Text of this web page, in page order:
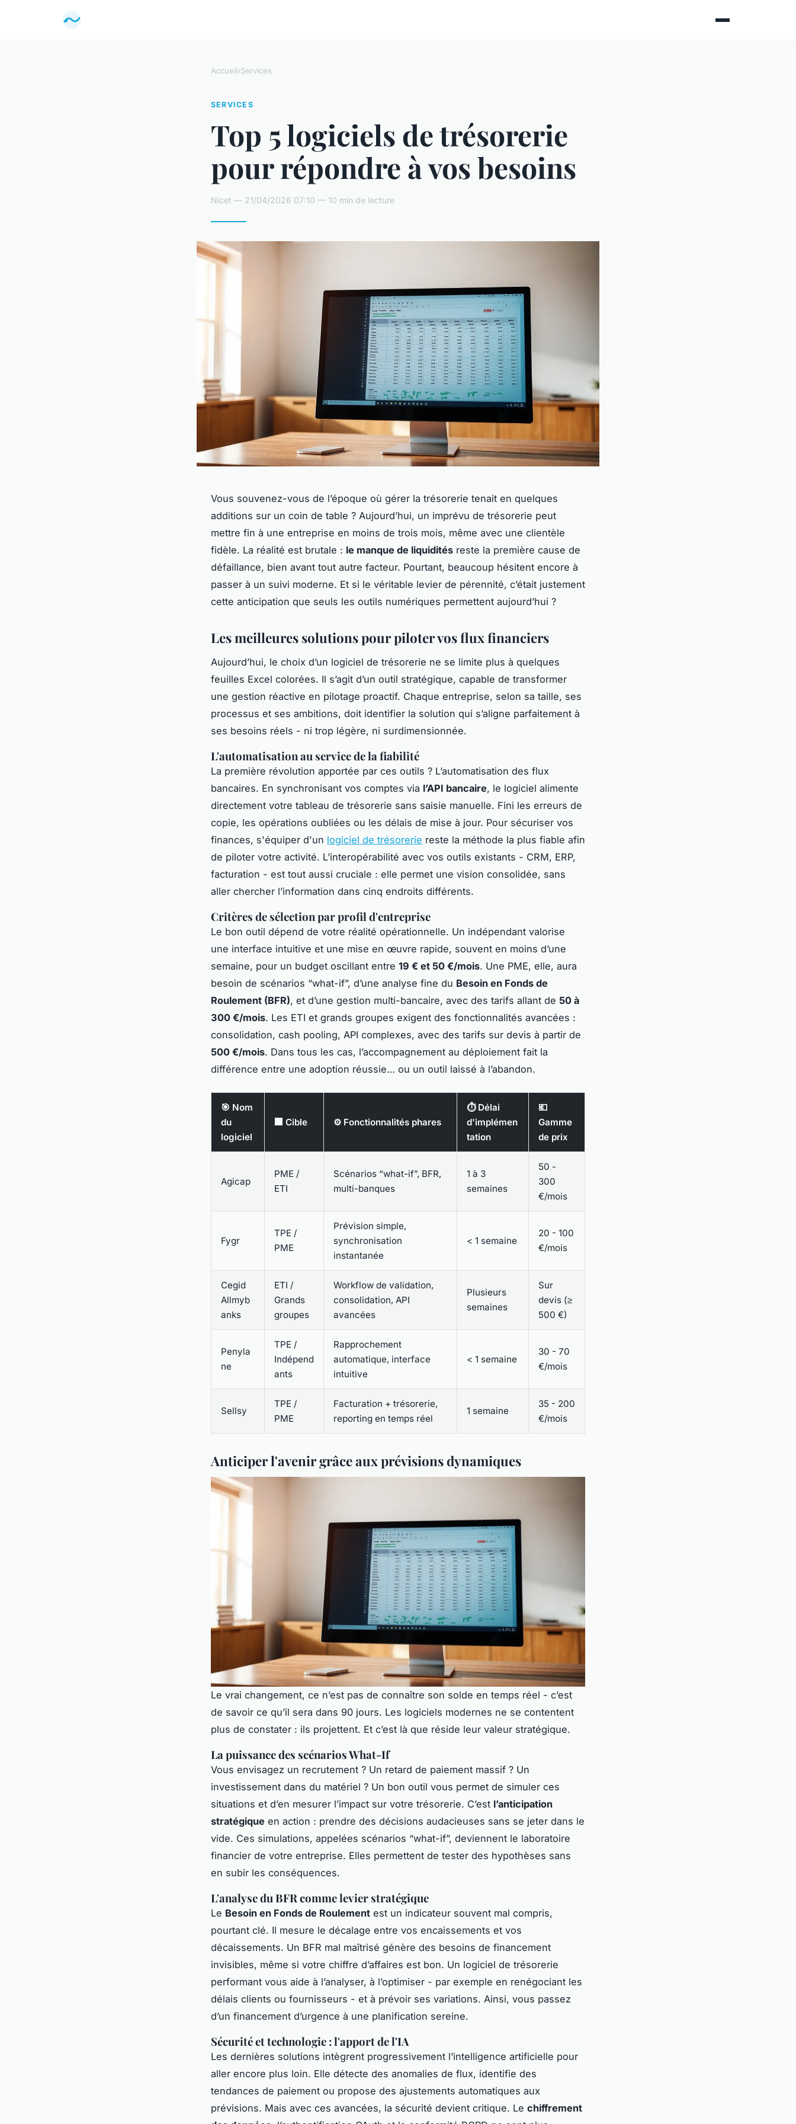
Accueil›Services
SERVICES
Top 5 logiciels de trésorerie
pour répondre à vos besoins
Nicet — 21/04/2026 07:10 — 10 min de lecture
Vous souvenez-vous de l’époque où gérer la trésorerie tenait en quelques
additions sur un coin de table ? Aujourd’hui, un imprévu de trésorerie peut
mettre fin à une entreprise en moins de trois mois, même avec une clientèle
fidèle. La réalité est brutale : le manque de liquidités reste la première cause de
défaillance, bien avant tout autre facteur. Pourtant, beaucoup hésitent encore à
passer à un suivi moderne. Et si le véritable levier de pérennité, c’était justement
cette anticipation que seuls les outils numériques permettent aujourd’hui ?
Les meilleures solutions pour piloter vos flux financiers
Aujourd’hui, le choix d’un logiciel de trésorerie ne se limite plus à quelques
feuilles Excel colorées. Il s’agit d’un outil stratégique, capable de transformer
une gestion réactive en pilotage proactif. Chaque entreprise, selon sa taille, ses
processus et ses ambitions, doit identifier la solution qui s’aligne parfaitement à
ses besoins réels - ni trop légère, ni surdimensionnée.
L'automatisation au service de la fiabilité
La première révolution apportée par ces outils ? L’automatisation des flux
bancaires. En synchronisant vos comptes via l’API bancaire, le logiciel alimente
directement votre tableau de trésorerie sans saisie manuelle. Fini les erreurs de
copie, les opérations oubliées ou les délais de mise à jour. Pour sécuriser vos
finances, s'équiper d'un logiciel de trésorerie reste la méthode la plus fiable afin
de piloter votre activité. L’interopérabilité avec vos outils existants - CRM, ERP,
facturation - est tout aussi cruciale : elle permet une vision consolidée, sans
aller chercher l’information dans cinq endroits différents.
Critères de sélection par profil d'entreprise
Le bon outil dépend de votre réalité opérationnelle. Un indépendant valorise
une interface intuitive et une mise en œuvre rapide, souvent en moins d’une
semaine, pour un budget oscillant entre 19 € et 50 €/mois. Une PME, elle, aura
besoin de scénarios “what-if”, d’une analyse fine du Besoin en Fonds de
Roulement (BFR), et d’une gestion multi-bancaire, avec des tarifs allant de 50 à
300 €/mois. Les ETI et grands groupes exigent des fonctionnalités avancées :
consolidation, cash pooling, API complexes, avec des tarifs sur devis à partir de
500 €/mois. Dans tous les cas, l’accompagnement au déploiement fait la
différence entre une adoption réussie… ou un outil laissé à l’abandon.
🎯 Nom
du
logiciel
🏢 Cible ⚙️ Fonctionnalités phares
⏱️ Délai
d'implémen
tation
💶
Gamme
de prix
Agicap
PME /
ETI
Scénarios “what-if”, BFR,
multi-banques
1 à 3
semaines
50 -
300
€/mois
Fygr
TPE /
PME
Prévision simple,
synchronisation
instantanée
< 1 semaine
20 - 100
€/mois
Cegid
Allmyb
anks
ETI /
Grands
groupes
Workflow de validation,
consolidation, API
avancées
Plusieurs
semaines
Sur
devis (≥
500 €)
Penyla
ne
TPE /
Indépend
ants
Rapprochement
automatique, interface
intuitive
< 1 semaine
30 - 70
€/mois
Sellsy
TPE /
PME
Facturation + trésorerie,
reporting en temps réel
1 semaine
35 - 200
€/mois
Anticiper l'avenir grâce aux prévisions dynamiques
Le vrai changement, ce n’est pas de connaître son solde en temps réel - c’est
de savoir ce qu’il sera dans 90 jours. Les logiciels modernes ne se contentent
plus de constater : ils projettent. Et c’est là que réside leur valeur stratégique.
La puissance des scénarios What-If
Vous envisagez un recrutement ? Un retard de paiement massif ? Un
investissement dans du matériel ? Un bon outil vous permet de simuler ces
situations et d’en mesurer l’impact sur votre trésorerie. C’est l’anticipation
stratégique en action : prendre des décisions audacieuses sans se jeter dans le
vide. Ces simulations, appelées scénarios “what-if”, deviennent le laboratoire
financier de votre entreprise. Elles permettent de tester des hypothèses sans
en subir les conséquences.
L'analyse du BFR comme levier stratégique
Le Besoin en Fonds de Roulement est un indicateur souvent mal compris,
pourtant clé. Il mesure le décalage entre vos encaissements et vos
décaissements. Un BFR mal maîtrisé génère des besoins de financement
invisibles, même si votre chiffre d’affaires est bon. Un logiciel de trésorerie
performant vous aide à l’analyser, à l’optimiser - par exemple en renégociant les
délais clients ou fournisseurs - et à prévoir ses variations. Ainsi, vous passez
d’un financement d’urgence à une planification sereine.
Sécurité et technologie : l'apport de l'IA
Les dernières solutions intègrent progressivement l’intelligence artificielle pour
aller encore plus loin. Elle détecte des anomalies de flux, identifie des
tendances de paiement ou propose des ajustements automatiques aux
prévisions. Mais avec ces avancées, la sécurité devient critique. Le chiffrement